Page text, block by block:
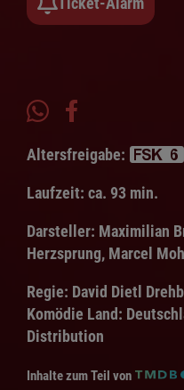
Altersfreigabe:
Laufzeit: ca. 93 min.
Darsteller: Maximilian
Herzsprung, Marcel
Regie: David Dietl
Komödie Land:
Distribution
Inhalte zum Teil von